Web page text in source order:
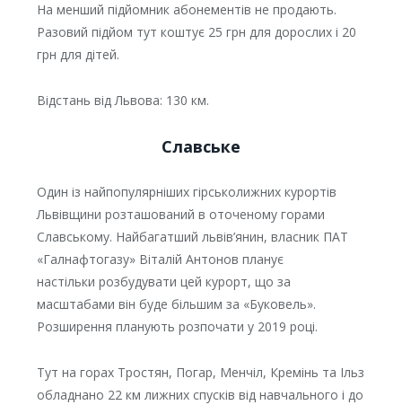
На менший підйомник абонементів не продають.
Разовий підйом тут коштує 25 грн для дорослих і 20
грн для дітей.
Відстань від Львова: 130 км.
Славське
Один із найпопулярніших гірськолижних курортів
Львівщини розташований в оточеному горами
Славському. Найбагатший львів’янин, власник ПАТ
«Галнафтогазу» Віталій Антонов планує
настільки розбудувати цей курорт, що за
масштабами він буде більшим за «Буковель».
Розширення планують розпочати у 2019 році.
Тут на горах Тростян, Погар, Менчіл, Кремінь та Ільз
обладнано 22 км лижних спусків від навчального і до